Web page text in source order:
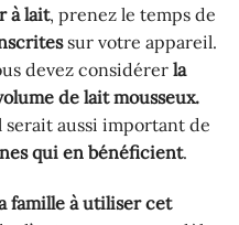
à lait, prenez le temps de
sur votre appareil.
devez considérer la
de lait mousseux.
aussi important de
qui en bénéficient.
famille à utiliser cet